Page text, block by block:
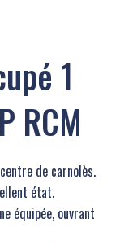
1
RCM
de carnolès.
état.
équipée, ouvrant